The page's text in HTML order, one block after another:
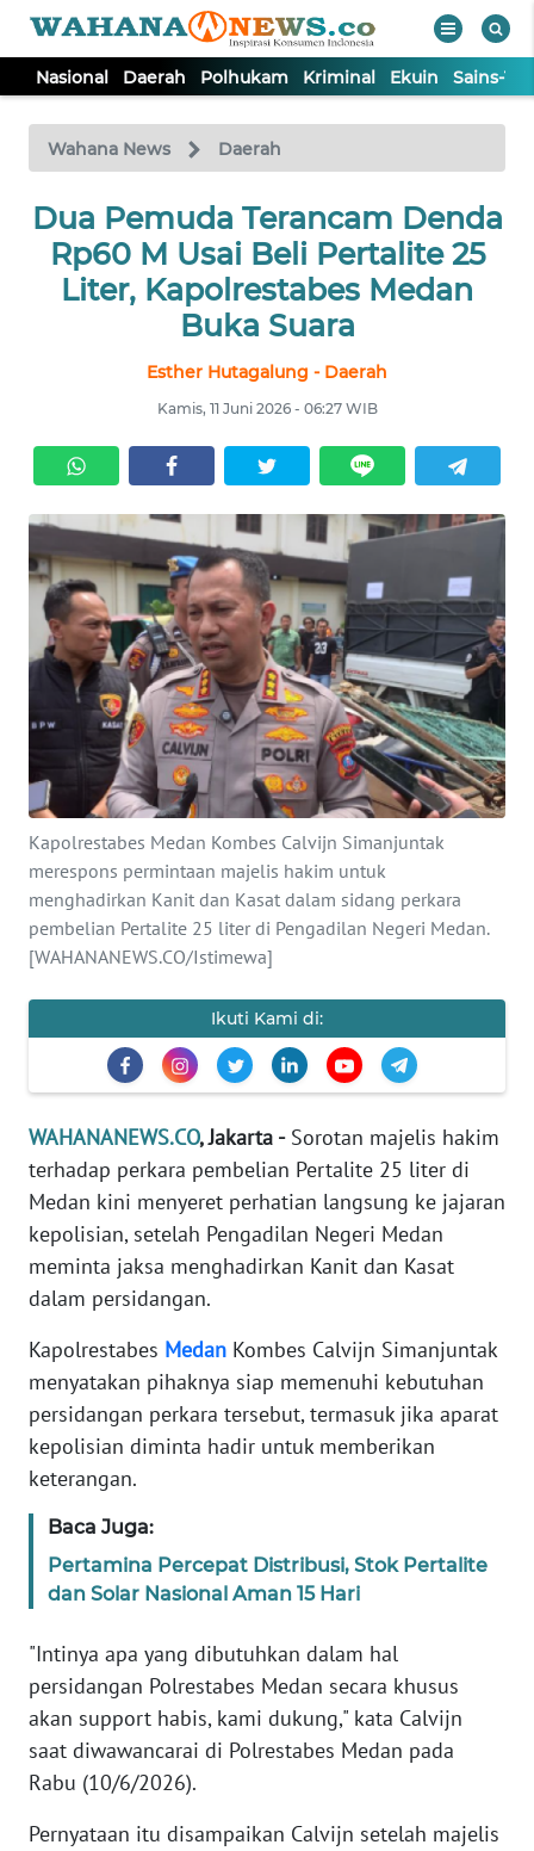
Nasional Daerah Polhukam Kriminal Ekuin Sains-
Wahana News Daerah
Dua Pemuda Terancam Denda
Rp60 M Usai Beli Pertalite 25
Liter, Kapolrestabes Medan
Buka Suara
Esther Hutagalung - Daerah
Kamis, 11 Juni 2026 - 06:27 WIB
Kapolrestabes Medan Kombes Calvijn Simanjuntak
merespons permintaan majelis hakim untuk
menghadirkan Kanit dan Kasat dalam sidang perkara
pembelian Pertalite 25 liter di Pengadilan Negeri Medan.
[WAHANANEWS.CO/Istimewa]
Ikuti Kami di:
WAHANANEWS.CO, Jakarta -Sorotan majelis hakim
terhadap perkara pembelian Pertalite 25 liter di
Medan kini menyeret perhatian langsung ke jajaran
kepolisian, setelah Pengadilan Negeri Medan
meminta jaksa menghadirkan Kanit dan Kasat
dalam persidangan.
Kapolrestabes Medan Kombes Calvijn Simanjuntak
menyatakan pihaknya siap memenuhi kebutuhan
persidangan perkara tersebut, termasuk jika aparat
kepolisian diminta hadir untuk memberikan
keterangan.
Baca Juga:
Pertamina Percepat Distribusi, Stok Pertalite
dan Solar Nasional Aman 15 Hari
"Intinya apa yang dibutuhkan dalam hal
persidangan Polrestabes Medan secara khusus
akan support habis, kami dukung," kata Calvijn
saat diwawancarai di Polrestabes Medan pada
Rabu (10/6/2026).
Pernyataan itu disampaikan Calvijn setelah majelis
TV
Tutup
NASIONAL
DAERAH
EKUIN
SAINS-TEKNO
KESEHATAN
INTERNASIONAL
SERBA-SERBI
PENDIDIKAN
OLAHRAGA
OPINI
INDEKS
KAMI
INFO
TENTANG
KAMI
PEDOMAN
SIBER
REDAKSI
KARIR
DISCLAIMER
Wahana
Regional